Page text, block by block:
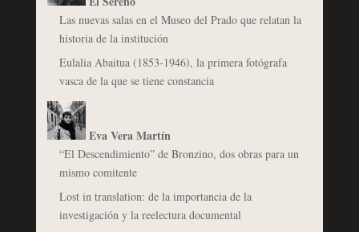
Las nuevas salas en el Museo del Prado que relatan la
historia de la institución
Eulalia Abaitua (1853-1946), la primera fotógrafa
vasca de la que se tiene constancia
Eva Vera Martín
“El Descendimiento” de Bronzino, dos obras para un
mismo comitente
Lost in translation: de la importancia de la
investigación y la reelectura documental